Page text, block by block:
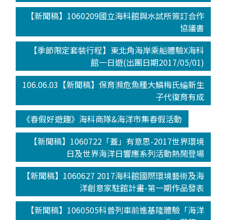
【新聞稿】1060209國立海科館與水試所簽訂合作
協議書
【季節限定套裝行程】東北角海岸乘船體驗X海科
館一日遊(出團日期2017/05/01)
106.06.03【新聞稿】保育瀕危魚種大鱗梅氏鳊新生
子代復育有成
《春假好遊趣》海科商隊&海洋市集春假活動
【新聞稿】1060722「蓋」有意思-2017世界環境
日及世界海洋日響應系列活動熱鬧登場
【新聞稿】1060627 2017海科館國際環境藝術及海
洋創意家駐館計畫-第一期作品發表
【新聞稿】1060505科普列車前進基隆體驗「海洋